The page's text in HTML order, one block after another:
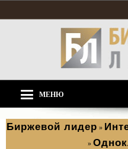
МЕНЮ
Биржевой лидер »
»